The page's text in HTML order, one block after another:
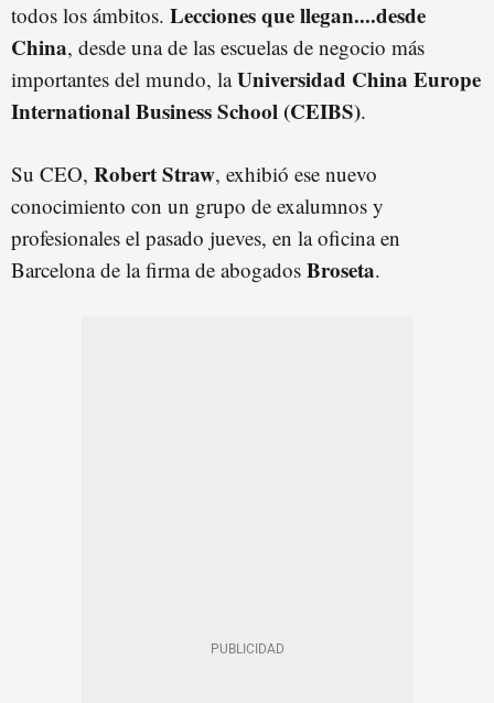
todos los ámbitos. Lecciones que llegan....desde
China, desde una de las escuelas de negocio más
importantes del mundo, laUniversidad China Europe
International Business School (CEIBS).
Su CEO, Robert Straw, exhibió ese nuevo
conocimiento con un grupo de exalumnos y
profesionales el pasado jueves, en la oficina en
Barcelona de la firma de abogados Broseta.